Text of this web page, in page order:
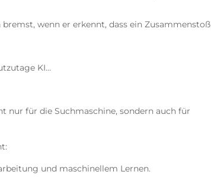
wenn er erkennt, dass ein Zusammenstoß
KI…
nur für die Suchmaschine, sondern auch für
und maschinellem Lernen.